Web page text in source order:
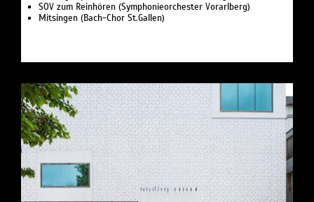
SOV zum Reinhören (Symphonieorchester Vorarlberg)
Mitsingen (Bach-Chor St.Gallen)